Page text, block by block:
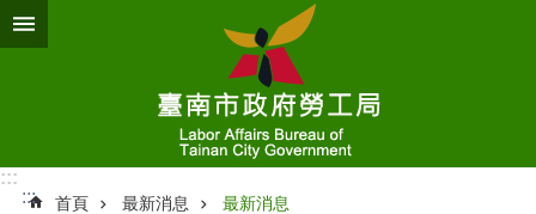
跳到主要內容區塊
:::
:::
首頁 最新消息 最新消息